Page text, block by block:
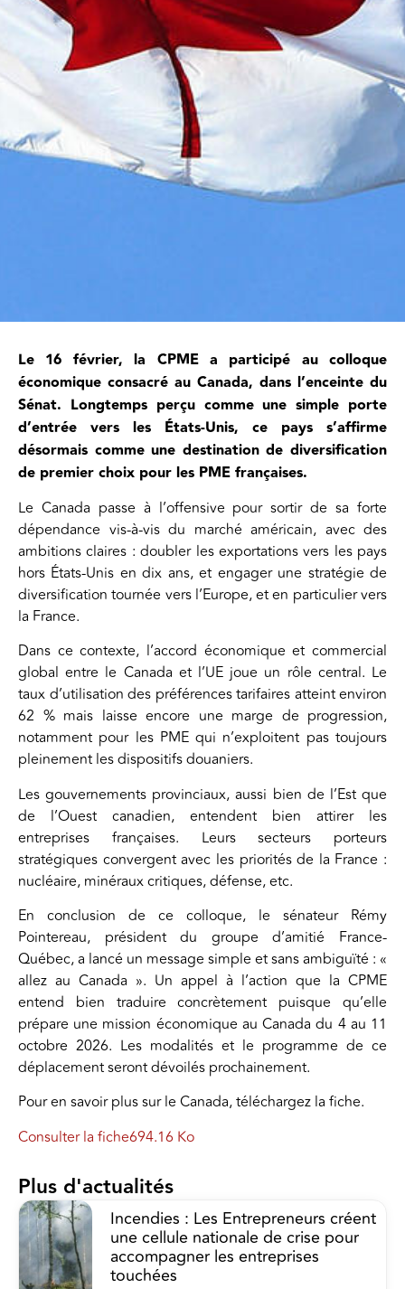
Le 16 février, la CPME a participé au colloque
économique consacré au Canada, dans l’enceinte du
Sénat. Longtemps perçu comme une simple porte
d’entrée vers les États-Unis, ce pays s’affirme
désormais comme une destination de diversification
de premier choix pour les PME françaises.
Le Canada passe à l’offensive pour sortir de sa forte
dépendance vis-à-vis du marché américain, avec des
ambitions claires : doubler les exportations vers les pays
hors États-Unis en dix ans, et engager une stratégie de
diversification tournée vers l’Europe, et en particulier vers
la France.
Dans ce contexte, l’accord économique et commercial
global entre le Canada et l’UE joue un rôle central. Le
taux d’utilisation des préférences tarifaires atteint environ
62 % mais laisse encore une marge de progression,
notamment pour les PME qui n’exploitent pas toujours
pleinement les dispositifs douaniers.
Les gouvernements provinciaux, aussi bien de l’Est que
de l’Ouest canadien, entendent bien attirer les
entreprises françaises. Leurs secteurs porteurs
stratégiques convergent avec les priorités de la France :
nucléaire, minéraux critiques, défense, etc.
En conclusion de ce colloque, le sénateur Rémy
Pointereau, président du groupe d’amitié France-
Québec, a lancé un message simple et sans ambiguïté : «
allez au Canada ». Un appel à l’action que la CPME
entend bien traduire concrètement puisque qu’elle
prépare une mission économique au Canada du 4 au 11
octobre 2026. Les modalités et le programme de ce
déplacement seront dévoilés prochainement.
Pour en savoir plus sur le Canada, téléchargez la fiche.
Consulter la fiche694.16 Ko
Plus d'actualités
Incendies : Les Entrepreneurs créent
une cellule nationale de crise pour
accompagner les entreprises
touchées